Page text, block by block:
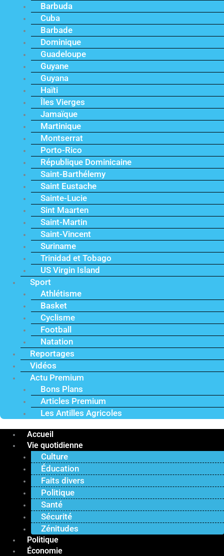
Barbuda
Cuba
Barbade
Dominique
Guadeloupe
Guyane
Guyana
Haïti
Îles Vierges
Jamaïque
Martinique
Montserrat
Porto-Rico
République Dominicaine
Saint-Barthélemy
Saint Eustache
Sainte-Lucie
Sint Maarten
Saint-Martin
Saint-Vincent
Suriname
Trinidad et Tobago
US Virgin Island
Sport
Athlétisme
Basket
Cyclisme
Football
Natation
Reportages
Vidéos
Actu Premium
Bons Plans
Articles Premium
Les Antilles Agricoles
Accueil
Vie quotidienne
Culture
Éducation
Faits divers
Politique
Santé
Sécurité
Zénitudes
Politique
Économie